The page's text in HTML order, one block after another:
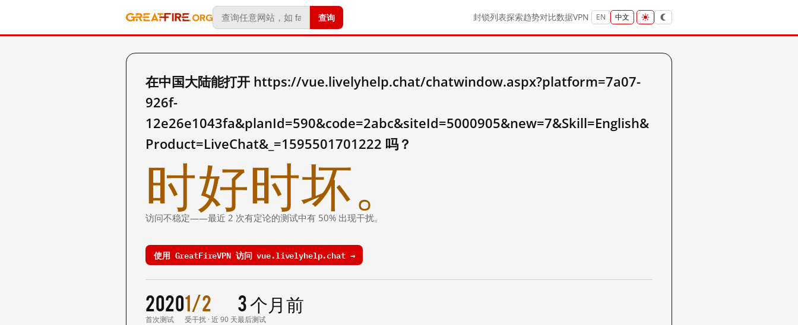
查询 封锁列表探索趋势对比数据VPN EN 中文
在中国大陆能打开 https://vue.livelyhelp.chat/chatwindow.aspx?platform=7a07-
926f-
12e26e1043fa&planId=590&code=2abc&siteId=5000905&new=7&Skill=English&
Product=LiveChat&_=1595501701222 吗？
时好时坏。
访问不稳定——最近 2 次有定论的测试中有 50% 出现干扰。
使用 GreatFireVPN 访问 vue.livelyhelp.chat →
2020
首次测试
1/2
受干扰 · 近 90 天
3 个月前
最后测试